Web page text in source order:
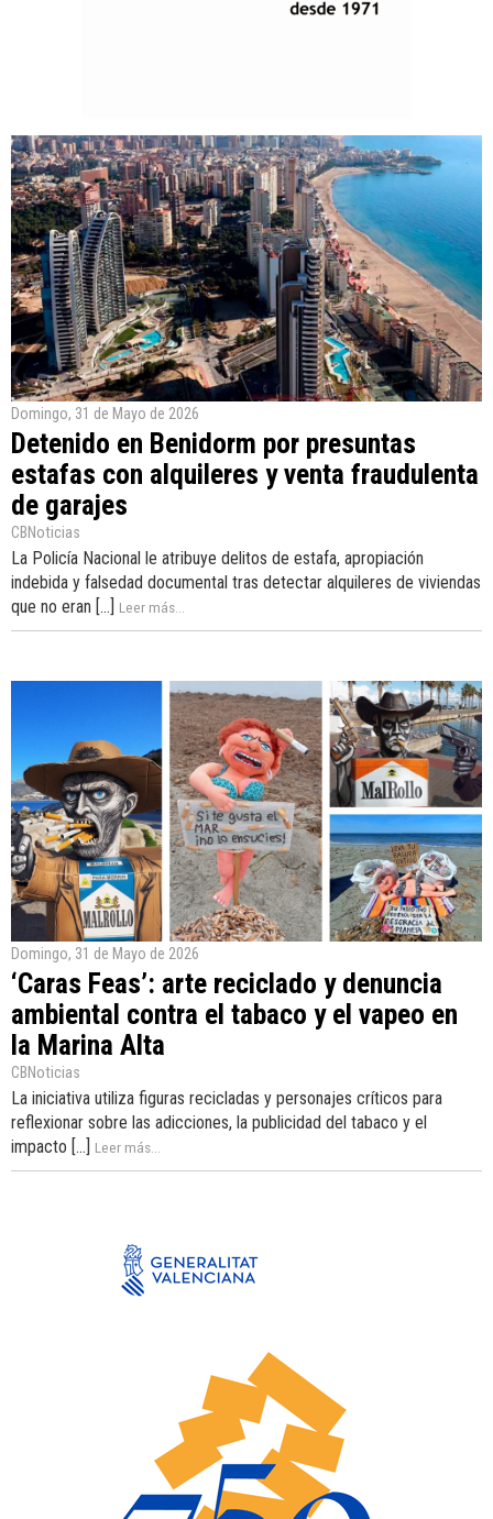
Domingo, 31 de Mayo de 2026
Detenido en Benidorm por presuntas
estafas con alquileres y venta fraudulenta
de garajes
CBNoticias
La Policía Nacional le atribuye delitos de estafa, apropiación
indebida y falsedad documental tras detectar alquileres de viviendas
que no eran [...] Leer más...
Domingo, 31 de Mayo de 2026
‘Caras Feas’: arte reciclado y denuncia
ambiental contra el tabaco y el vapeo en
la Marina Alta
CBNoticias
La iniciativa utiliza figuras recicladas y personajes críticos para
reflexionar sobre las adicciones, la publicidad del tabaco y el
impacto [...] Leer más...